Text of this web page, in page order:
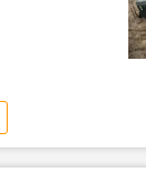
Русија